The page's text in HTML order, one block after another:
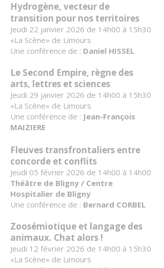
Hydrogène, vecteur de
transition pour nos territoires
Jeudi 22 janvier 2026 de 14h00 à 15h30
«La Scène» de Limours
Une conférence de : Daniel HISSEL
Le Second Empire, règne des
arts, lettres et sciences
Jeudi 29 janvier 2026 de 14h00 à 15h30
«La Scène» de Limours
Une conférence de : Jean-François
MAIZIERE
Fleuves transfrontaliers entre
concorde et conflits
Jeudi 05 février 2026 de 14h00 à 14h00
Théâtre de Bligny / Centre
Hospitalier de Bligny
Une conférence de : Bernard CORBEL
Zoosémiotique et langage des
animaux. Chat alors !
Jeudi 12 février 2026 de 14h00 à 15h30
«La Scène» de Limours